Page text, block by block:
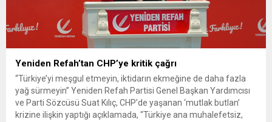
Yeniden Refah’tan CHP’ye kritik çağrı
“Türkiye’yi meşgul etmeyin, iktidarın ekmeğine de daha fazla
yağ sürmeyin” Yeniden Refah Partisi Genel Başkan Yardımcısı
ve Parti Sözcüsü Suat Kılıç, CHP’de yaşanan ‘mutlak butlan’
krizine ilişkin yaptığı açıklamada, “Türkiye ana muhalefetsiz,